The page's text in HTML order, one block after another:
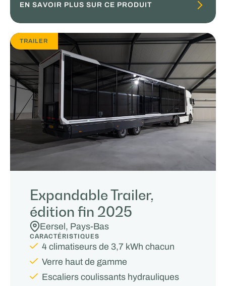
EN SAVOIR PLUS SUR CE PRODUIT
TRAILER
Expandable Trailer,
édition fin 2025
Eersel, Pays-Bas
CARACTÉRISTIQUES
4 climatiseurs de 3,7 kWh chacun
Verre haut de gamme
Escaliers coulissants hydrauliques